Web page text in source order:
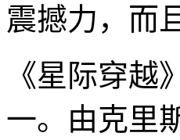
震撼力，而
《星际穿
一。由克里